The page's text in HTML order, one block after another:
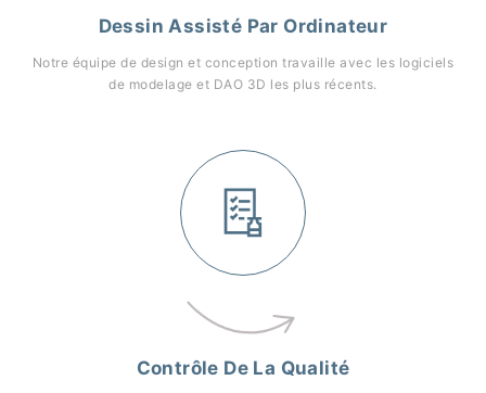
Dessin Assisté Par Ordinateur
Notre équipe de design et conception travaille avec les logiciels
de modelage et DAO 3D les plus récents.
Contrôle De La Qualité